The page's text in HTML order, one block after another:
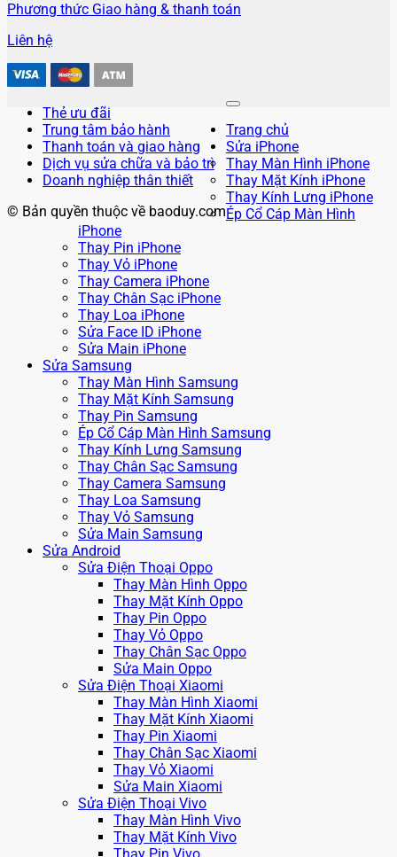
Phương thức Giao hàng & thanh toán
Liên hệ
Thẻ ưu đãi
Trung tâm bảo hành
Thanh toán và giao hàng
Dịch vụ sửa chữa và bảo trì
Doanh nghiệp thân thiết
© Bản quyền thuộc về baoduy.com
Trang chủ
Sửa iPhone
Thay Màn Hình iPhone
Thay Mặt Kính iPhone
Thay Kính Lưng iPhone
Ép Cổ Cáp Màn Hình
iPhone
Thay Pin iPhone
Thay Vỏ iPhone
Thay Camera iPhone
Thay Chân Sạc iPhone
Thay Loa iPhone
Sửa Face ID iPhone
Sửa Main iPhone
Sửa Samsung
Thay Màn Hình Samsung
Thay Mặt Kính Samsung
Thay Pin Samsung
Ép Cổ Cáp Màn Hình Samsung
Thay Kính Lưng Samsung
Thay Chân Sạc Samsung
Thay Camera Samsung
Thay Loa Samsung
Thay Vỏ Samsung
Sửa Main Samsung
Sửa Android
Sửa Điện Thoại Oppo
Thay Màn Hình Oppo
Thay Mặt Kính Oppo
Thay Pin Oppo
Thay Vỏ Oppo
Thay Chân Sạc Oppo
Sửa Main Oppo
Sửa Điện Thoại Xiaomi
Thay Màn Hình Xiaomi
Thay Mặt Kính Xiaomi
Thay Pin Xiaomi
Thay Chân Sạc Xiaomi
Thay Vỏ Xiaomi
Sửa Main Xiaomi
Sửa Điện Thoại Vivo
Thay Màn Hình Vivo
Thay Mặt Kính Vivo